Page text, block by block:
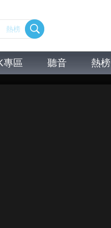
熱榜
專區 聽音 熱榜